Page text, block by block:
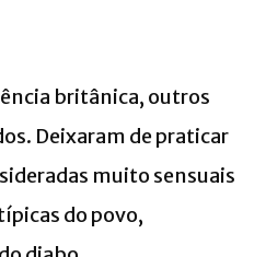
britânica, outros
Deixaram de praticar
muito sensuais
do povo,